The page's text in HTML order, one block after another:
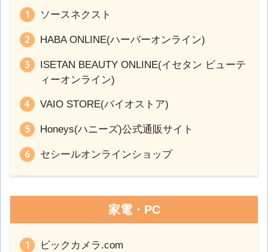
ソースネクスト
HABA ONLINE(ハーバーオンライン)
ISETAN BEAUTY ONLINE(イセタン ビューテ
ィーオンライン)
VAIO STORE(バイオストア)
Honeys(ハニーズ)公式通販サイト
セシールオンラインショップ
家電・PC
ビックカメラ.com